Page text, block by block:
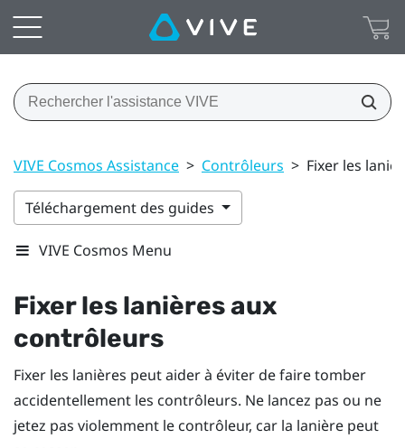
VIVE Cosmos Assistance > Contrôleurs > Fixer les
Téléchargement des guides
VIVE Cosmos Menu
Fixer les lanières aux
contrôleurs
Fixer les lanières peut aider à éviter de faire tomber
accidentellement les contrôleurs. Ne lancez pas ou ne
jetez pas violemment le contrôleur, car la lanière peut